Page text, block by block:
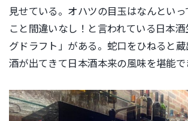
見せている。オハツの目玉はなんといっ
こと間違いなし！と言われている 日本
グドラフト」がある。蛇口をひねると
酒が出てきて日本酒本来の風味を堪能で